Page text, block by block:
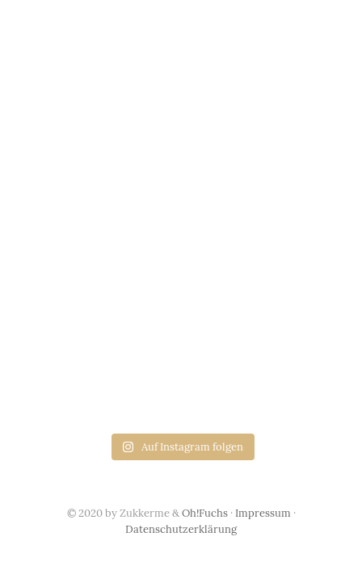
Auf Instagram folgen
© 2020 by Zukkerme &Oh!Fuchs· Impressum ·
Datenschutzerklärung